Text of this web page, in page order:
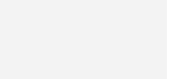
1 Jahr